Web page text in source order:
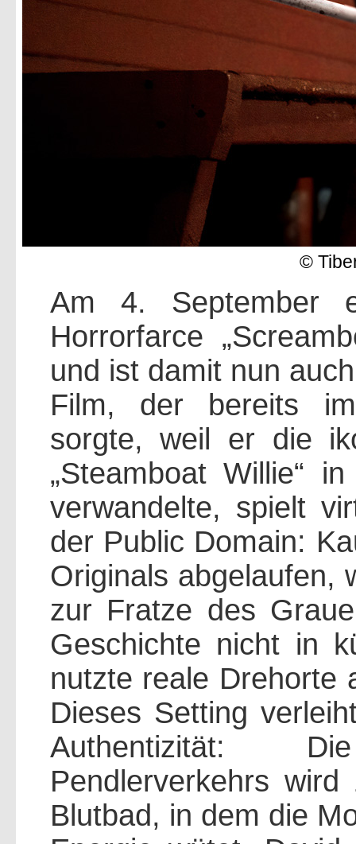
©
Am 4. September
Horrorfarce
und ist damit nun
Film, der bereits
sorgte, weil er die
„Steamboat Willie“
verwandelte, spielt
der Public Domain:
Originals abgelaufen,
zur Fratze des
Geschichte nicht in
nutzte reale Drehorte
Dieses Setting
Authentizität:
Pendlerverkehrs
Blutbad, in dem die